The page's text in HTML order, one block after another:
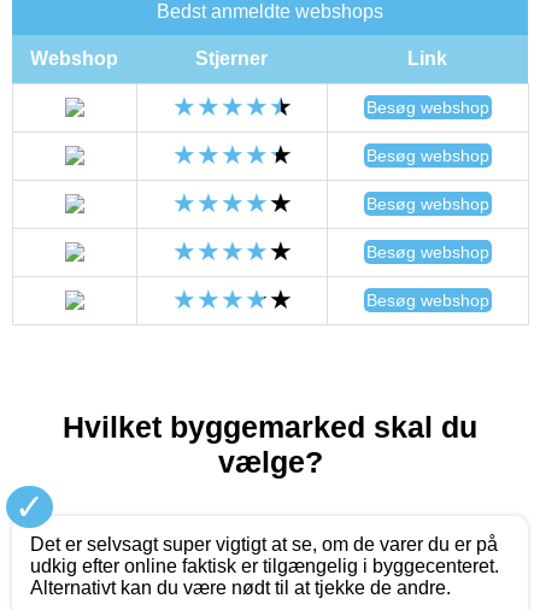
Bedst anmeldte webshops
Webshop Stjerner Link
Besøg webshop
Besøg webshop
Besøg webshop
Besøg webshop
Besøg webshop
Hvilket byggemarked skal du
vælge?
✓
Det er selvsagt super vigtigt at se, om de varer du er på
udkig efter online faktisk er tilgængelig i byggecenteret.
Alternativt kan du være nødt til at tjekke de andre.